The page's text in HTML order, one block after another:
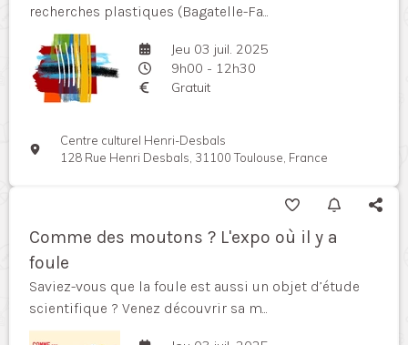
recherches plastiques (Bagatelle-Fa...
Jeu 03 juil. 2025
9h00 - 12h30
Gratuit
Centre culturel Henri-Desbals
128 Rue Henri Desbals, 31100 Toulouse, France
Comme des moutons ? L'expo où il y a
foule
Saviez-vous que la foule est aussi un objet d’étude
scientifique ? Venez découvrir sa m...